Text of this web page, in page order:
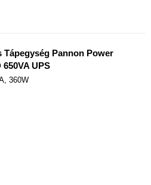
Tápegység Pannon Power
650VA UPS
360W